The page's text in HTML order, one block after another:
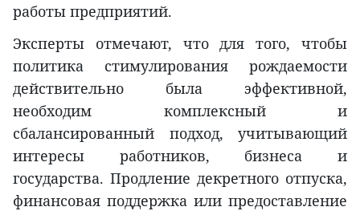
работы предприятий.
Эксперты отмечают, что для того, чтобы
политика стимулирования рождаемости
действительно была эффективной,
необходим комплексный и
сбалансированный подход, учитывающий
интересы работников, бизнеса и
государства. Продление декретного отпуска,
финансовая поддержка или предоставление